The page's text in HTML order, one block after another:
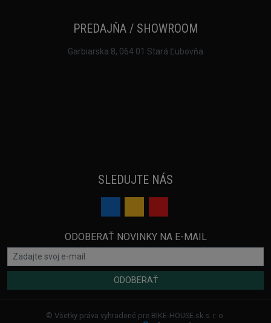
PREDAJŇA / SHOWROOM
Garbiarska 8, 064 01 Stará Ľubovňa
SLEDUJTE NÁS
ODOBERAŤ NOVINKY NA E-MAIL
ODOBERAŤ
© Všetky práva vyhradené pre BIKE-HOUSE.sk s. r. o.